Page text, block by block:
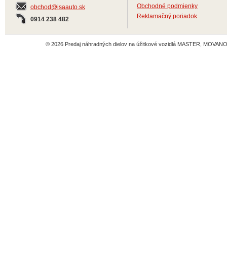
obchod@isaauto.sk
0914 238 482
Obchodné podmienky
Reklamačný poriadok
© 2026 Predaj náhradných dielov na úžitkové vozidlá MASTER,